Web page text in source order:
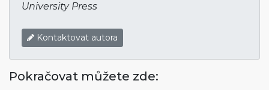
University Press
Kontaktovat autora
Pokračovat můžete zde: